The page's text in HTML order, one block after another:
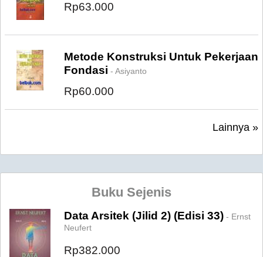
Rp63.000
Metode Konstruksi Untuk Pekerjaan
Fondasi - Asiyanto
Rp60.000
Lainnya »
Buku Sejenis
Data Arsitek (Jilid 2) (Edisi 33) - Ernst
Neufert
Rp382.000